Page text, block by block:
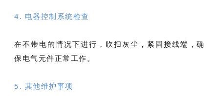
4. 电器控制系统检查
在不带电的情况下进行，吹扫灰尘，紧固接线端，确
保电气元件正常工作。
5. 其他维护事项